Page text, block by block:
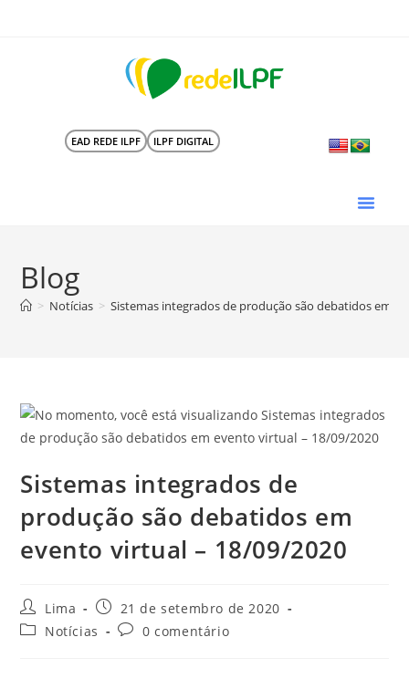
EAD REDE ILPF ILPF DIGITAL
Blog
> Notícias > Sistemas integrados de produção são debatidos em
Sistemas integrados de
produção são debatidos em
evento virtual – 18/09/2020
Lima
21 de setembro de 2020
Notícias
0 comentário